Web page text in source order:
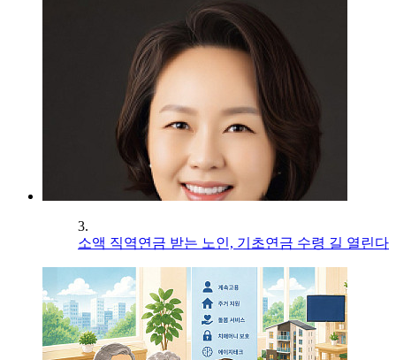
3.
소액 직역연금 받는 노인, 기초연금 수령 길 열린다